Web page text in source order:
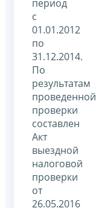
период
с
01.01.2012
по
31.12.2014.
По
результатам
проведенной
проверки
составлен
Акт
выездной
налоговой
проверки
от
26.05.2016